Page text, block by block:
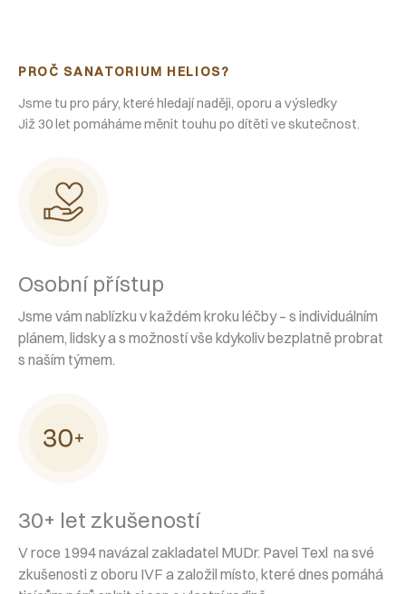
PROČ SANATORIUM HELIOS?
Jsme tu pro páry, které hledají naději, oporu a výsledky
Již 30 let pomáháme měnit touhu po dítěti ve skutečnost.
Osobní přístup
Jsme vám nablízku v každém kroku léčby – s individuálním
plánem, lidsky a s možností vše kdykoliv bezplatně probrat
s naším týmem.
30+ let zkušeností
V roce 1994 navázal zakladatel MUDr. Pavel Texl na své
zkušenosti z oboru IVF a založil místo, které dnes pomáhá